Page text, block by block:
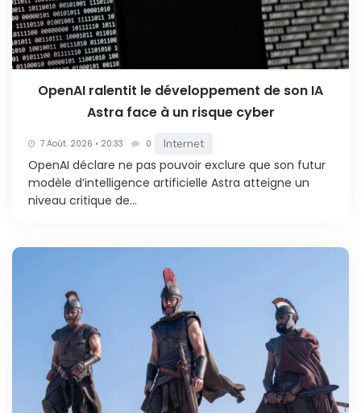
OpenAI ralentit le développement de son IA
Astra face à un risque cyber
7 Août. 2026 • 20:33 0 Internet
OpenAI déclare ne pas pouvoir exclure que son futur
modèle d’intelligence artificielle Astra atteigne un
niveau critique de...